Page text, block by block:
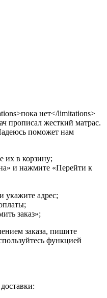
нет</limitations>
прописал жесткий матрас.
поможет нам
их в корзину;
и нажмите «Перейти к
укажите адрес;
заказ»;
заказа, пишите
функцией